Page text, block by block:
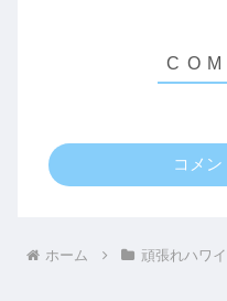
コメ
ホーム 頑張れハワイ